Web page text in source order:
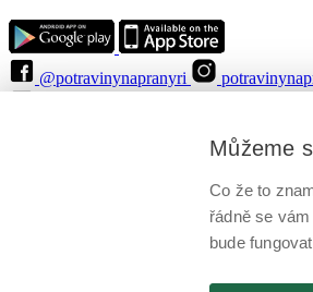
@potravinynapranyri
epodatelna
IČO: 75014149, DIČ: CZ75014149
Nastavení
Můžeme
Co že to
řádně se
bude